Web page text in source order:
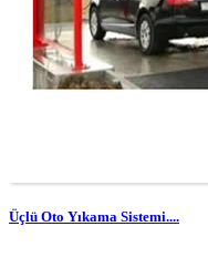
Üçlü Oto Yıkama Sistemi....